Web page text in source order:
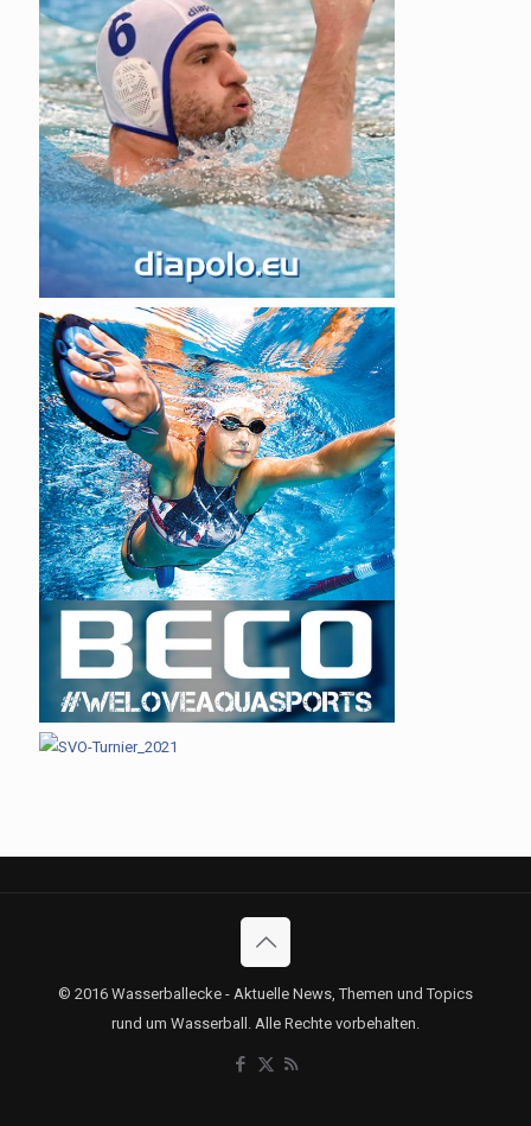
© 2016 Wasserballecke - Aktuelle News, Themen und Topics
rund um Wasserball. Alle Rechte vorbehalten.